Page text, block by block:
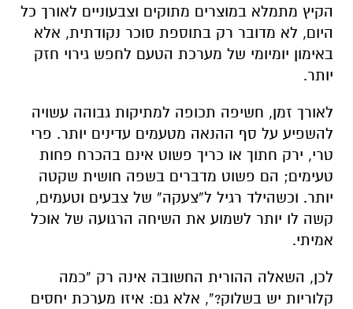
הקיץ מתמלא במוצרים מתוקים וצבעוניים לאורך כל
היום, לא מדובר רק בתוספת סוכר נקודתית, אלא
באימון יומיומי של מערכת הטעם לחפש גירוי חזק
יותר.
לאורך זמן, חשיפה תכופה למתיקות גבוהה עשויה
להשפיע על סף ההנאה מטעמים עדינים יותר. פרי
טרי, ירק חתוך או כריך פשוט אינם בהכרח פחות
טעימים; הם פשוט מדברים בשפה חושית שקטה
יותר. וכשהילד רגיל ל“צעקה” של צבעים וטעמים,
קשה לו יותר לשמוע את השיחה הרגועה של אוכל
אמיתי.
לכן, השאלה ההורית החשובה אינה רק “כמה
קלוריות יש בשלוק?”, אלא גם: איזו מערכת יחסים